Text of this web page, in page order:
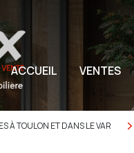
ACCUEIL VENTES
À TOULON ET DANS LE VAR